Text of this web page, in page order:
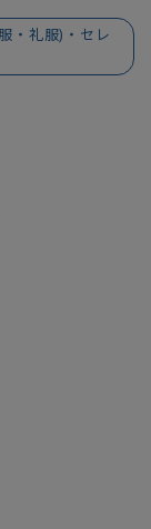
・礼服)・セレ